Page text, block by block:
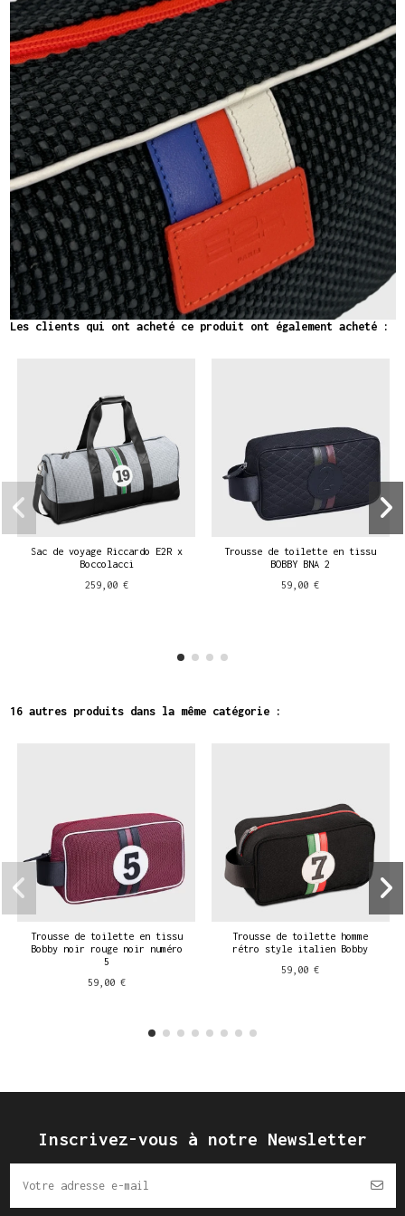
Les clients qui ont acheté ce produit ont également acheté :
Sac de voyage Riccardo E2R x
Boccolacci
259,00 €
Trousse de toilette en tissu
BOBBY BNA 2
59,00 €
16 autres produits dans la même catégorie :
Trousse de toilette en tissu
Bobby noir rouge noir numéro
5
59,00 €
Trousse de toilette homme
rétro style italien Bobby
59,00 €
Inscrivez-vous à notre Newsletter